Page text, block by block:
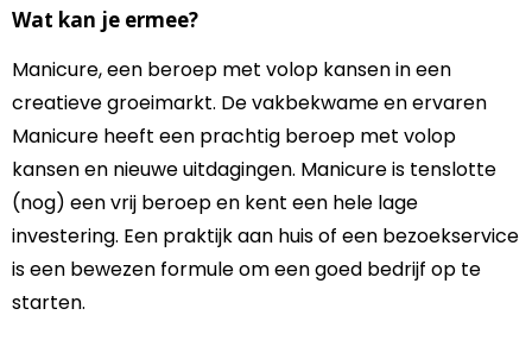
Wat kan je ermee?
Manicure, een beroep met volop kansen in een
creatieve groeimarkt. De vakbekwame en ervaren
Manicure heeft een prachtig beroep met volop
kansen en nieuwe uitdagingen. Manicure is tenslotte
(nog) een vrij beroep en kent een hele lage
investering. Een praktijk aan huis of een bezoekservice
is een bewezen formule om een goed bedrijf op te
starten.